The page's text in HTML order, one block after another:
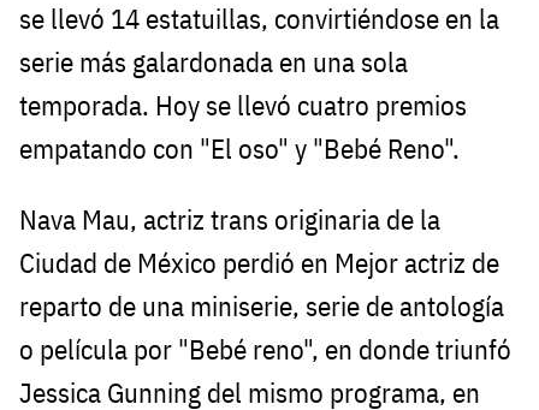
se llevó 14 estatuillas, convirtiéndose en la
serie más galardonada en una sola
temporada. Hoy se llevó cuatro premios
empatando con "El oso" y "Bebé Reno".
Nava Mau, actriz trans originaria de la
Ciudad de México perdió en Mejor actriz de
reparto de una miniserie, serie de antología
o película por "Bebé reno", en donde triunfó
Jessica Gunning del mismo programa, en